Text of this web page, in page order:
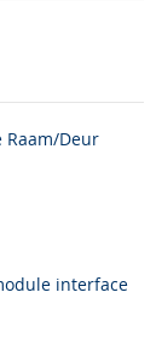
Raam/Deur
interface